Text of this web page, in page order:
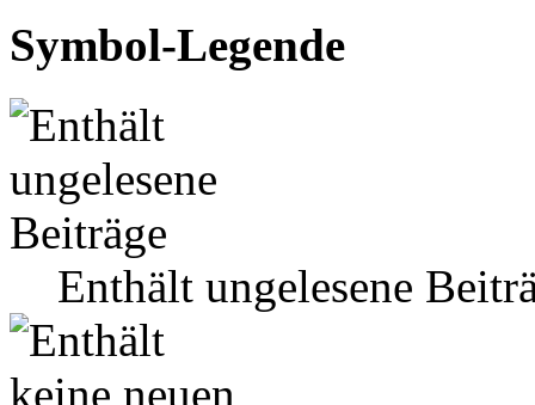
Symbol-Legende
Enthält ungelesene